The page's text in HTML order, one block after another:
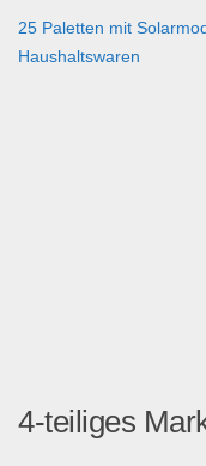
25 Paletten mit
Haushaltswaren
4-teiliges